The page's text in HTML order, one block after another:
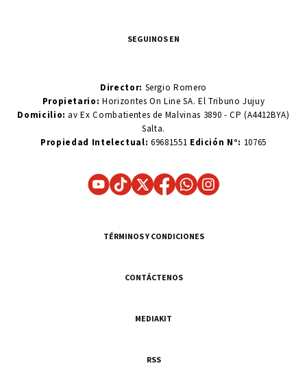
SEGUINOS EN
Director: Sergio Romero
Propietario:Horizontes On Line SA. El Tribuno Jujuy
Domicilio: av Ex Combatientes de Malvinas 3890 - CP (A4412BYA)
Salta.
Propiedad Intelectual: 69681551 Edición N°: 10765
TÉRMINOS Y CONDICIONES
CONTÁCTENOS
MEDIAKIT
RSS